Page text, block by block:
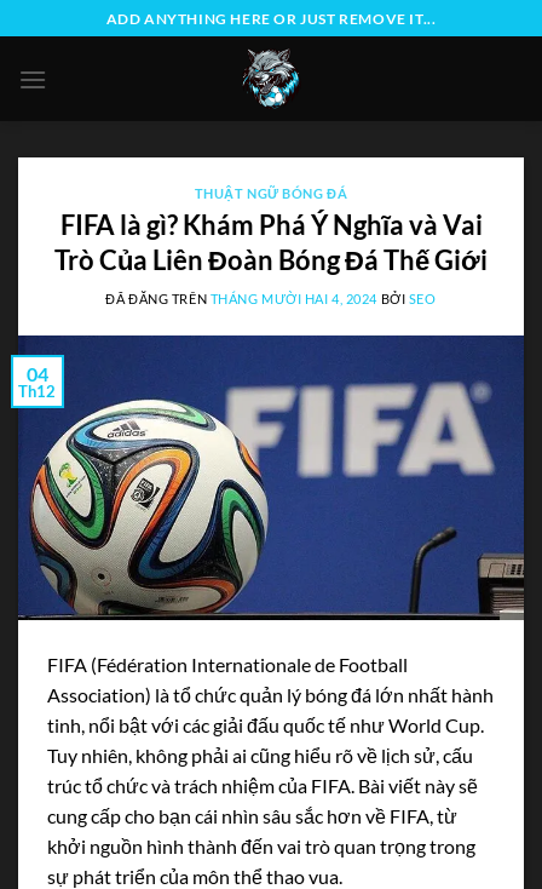
nội
ADD ANYTHING HERE OR JUST REMOVE IT...
THUẬT NGỮ BÓNG ĐÁ
FIFA là gì? Khám Phá Ý Nghĩa và Vai
Trò Của Liên Đoàn Bóng Đá Thế Giới
ĐÃ ĐĂNG TRÊN THÁNG MƯỜI HAI 4, 2024 BỞI SEO
04
Th12
FIFA (Fédération Internationale de Football
Association) là tổ chức quản lý bóng đá lớn nhất hành
tinh, nổi bật với các giải đấu quốc tế như World Cup.
Tuy nhiên, không phải ai cũng hiểu rõ về lịch sử, cấu
trúc tổ chức và trách nhiệm của FIFA. Bài viết này sẽ
cung cấp cho bạn cái nhìn sâu sắc hơn về FIFA, từ
khởi nguồn hình thành đến vai trò quan trọng trong
sự phát triển của môn thể thao vua.